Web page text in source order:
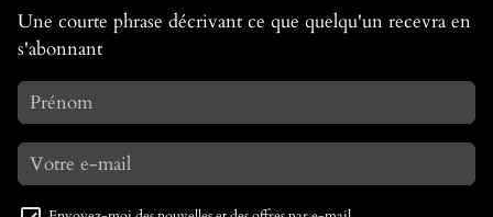
Une courte phrase décrivant ce que quelqu'un recevra en
s'abonnant